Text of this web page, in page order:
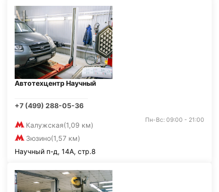
Автотехцентр Научный
+7 (499) 288-05-36
Калужская(1,09 км)
Зюзино(1,57 км)
Пн-Вс: 09:00 - 21:00
Научный п-д, 14А, стр.8